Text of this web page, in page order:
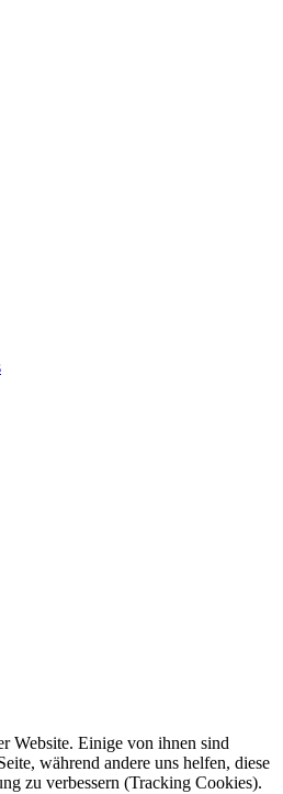
Website. Einige von ihnen sind
während andere uns helfen, diese
zu verbessern (Tracking Cookies).